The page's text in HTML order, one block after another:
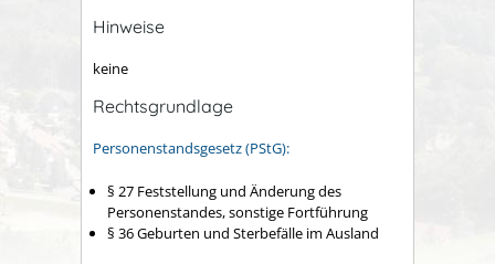
Hinweise
keine
Rechtsgrundlage
Personenstandsgesetz (PStG):
§ 27 Feststellung und Änderung des
Personenstandes, sonstige Fortführung
§ 36 Geburten und Sterbefälle im Ausland